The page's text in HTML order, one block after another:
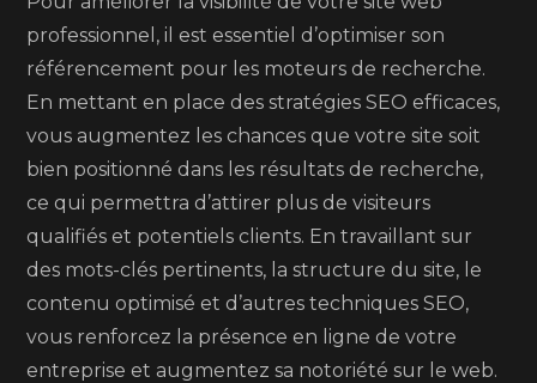
professionnel, il est essentiel d’optimiser son
référencement pour les moteurs de recherche.
En mettant en place des stratégies SEO efficaces,
vous augmentez les chances que votre site soit
bien positionné dans les résultats de recherche,
ce qui permettra d’attirer plus de visiteurs
qualifiés et potentiels clients. En travaillant sur
des mots-clés pertinents, la structure du site, le
contenu optimisé et d’autres techniques SEO,
vous renforcez la présence en ligne de votre
entreprise et augmentez sa notoriété sur le web.